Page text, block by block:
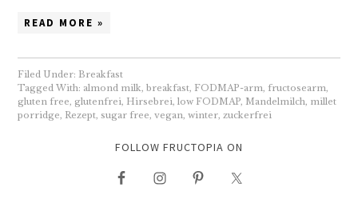
READ MORE »
Filed Under:Breakfast
Tagged With: almond milk,breakfast, FODMAP-arm,fructosearm,
gluten free, glutenfrei, Hirsebrei,low FODMAP, Mandelmilch, millet
porridge, Rezept, sugar free,vegan,winter,zuckerfrei
FOLLOW FRUCTOPIA ON